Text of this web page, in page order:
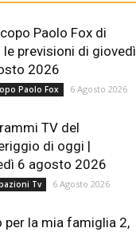
Paolo Fox di
le previsioni di giovedì
2026
Paolo Fox 6 Agosto 2026
TV del
di oggi |
6 agosto 2026
Tv 6 Agosto 2026
per la mia famiglia 2,